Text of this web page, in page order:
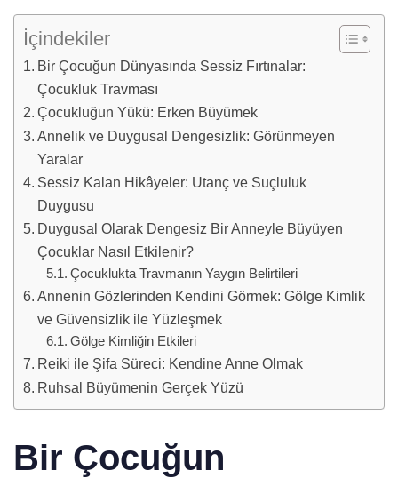
İçindekiler
Bir Çocuğun Dünyasında Sessiz Fırtınalar:
Çocukluk Travması
Çocukluğun Yükü: Erken Büyümek
Annelik ve Duygusal Dengesizlik: Görünmeyen
Yaralar
Sessiz Kalan Hikâyeler: Utanç ve Suçluluk
Duygusu
Duygusal Olarak Dengesiz Bir Anneyle Büyüyen
Çocuklar Nasıl Etkilenir?
Çocuklukta Travmanın Yaygın Belirtileri
Annenin Gözlerinden Kendini Görmek: Gölge Kimlik
ve Güvensizlik ile Yüzleşmek
Gölge Kimliğin Etkileri
Reiki ile Şifa Süreci: Kendine Anne Olmak
Ruhsal Büyümenin Gerçek Yüzü
Bir Çocuğun